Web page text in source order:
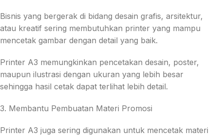
Bisnis yang bergerak di bidang desain grafis, arsitektur,
atau kreatif sering membutuhkan printer yang mampu
mencetak gambar dengan detail yang baik.
Printer A3 memungkinkan pencetakan desain, poster,
maupun ilustrasi dengan ukuran yang lebih besar
sehingga hasil cetak dapat terlihat lebih detail.
3. Membantu Pembuatan Materi Promosi
Printer A3 juga sering digunakan untuk mencetak materi